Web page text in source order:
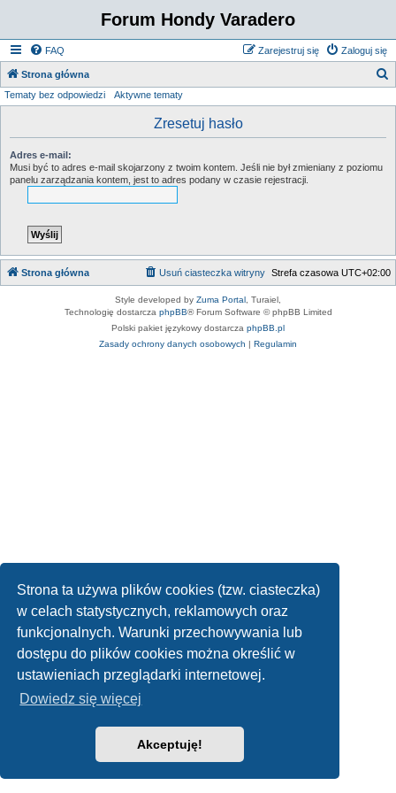
Strona ta używa plików cookies (tzw. ciasteczka)
w celach statystycznych, reklamowych oraz
funkcjonalnych. Warunki przechowywania lub
dostępu do plików cookies można określić w
ustawieniach przeglądarki internetowej.
Dowiedz się więcej
Akceptuję!
Forum Hondy Varadero
FAQ Zaloguj się
Zarejestruj się
Strona główna
Tematy bez odpowiedzi Aktywne tematy
Zresetuj hasło
Adres e-mail:
Musi być to adres e-mail skojarzony z twoim kontem. Jeśli nie był zmieniany z poziomu
panelu zarządzania kontem, jest to adres podany w czasie rejestracji.
Strona główna Strefa czasowa UTC+02:00
Usuń ciasteczka witryny
Style developed by Zuma Portal , Turaiel,
Technologię dostarcza phpBB® Forum Software © phpBB Limited
Polski pakiet językowy dostarcza phpBB.pl
Zasady ochrony danych osobowych | Regulamin